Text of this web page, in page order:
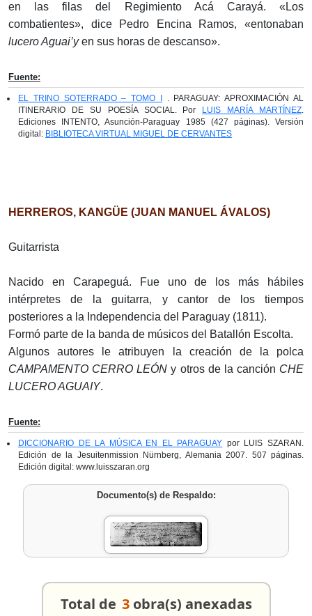
en las filas del Regimiento Acá Carayá. «Los
combatientes», dice Pedro Encina Ramos, «entonaban
lucero Aguai’yen sus horas de descanso».
Fuente:
EL TRINO SOTERRADO – TOMO I
. PARAGUAY: APROXIMACIÓN AL
ITINERARIO DE SU POESÍA SOCIAL. Por
LUIS MARÍA MARTÍNEZ.
Ediciones INTENTO, Asunción-Paraguay 1985 (427 páginas). Versión
digital: BIBLIOTECA VIRTUAL MIGUEL DE CERVANTES
HERREROS, KANGÜE (JUAN MANUEL ÁVALOS)
Guitarrista
Nacido en Carapeguá. Fue uno de los más hábiles
intérpretes de la guitarra, y cantor de los tiempos
posteriores a la Independencia del Paraguay (1811).
Formó parte de la banda de músicos del Batallón Escolta.
Algunos autores le atribuyen la creación de la polca
CAMPAMENTO CERRO LEÓNy otros de la canción CHE
LUCERO AGUAIY.
Fuente:
DICCIONARIO DE LA MÚSICA EN EL PARAGUAY por LUIS SZARAN.
Edición de la Jesuitenmission Nürnberg, Alemania 2007. 507 páginas.
Edición digital: www.luisszaran.org
Documento(s) de Respaldo:
Total de 3 obra(s) anexadas